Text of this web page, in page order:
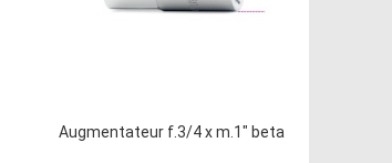
Augmentateur f.3/4 x m.1" beta